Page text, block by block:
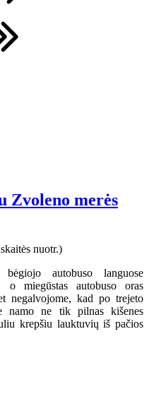
Zvoleno merės
autobuso languose
o miegūstas autobuso oras
negalvojome, kad po trejeto
namo ne tik pilnas kišenes
krepšiu lauktuvių iš pačios